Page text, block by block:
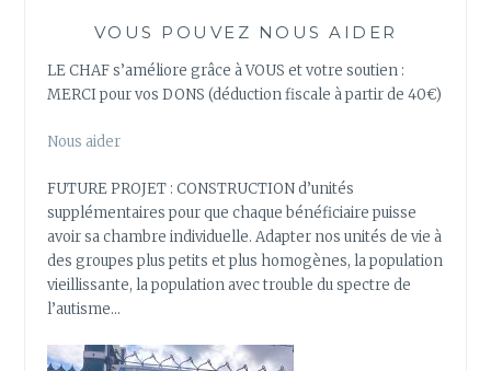
VOUS POUVEZ NOUS AIDER
LE CHAF s’améliore grâce à VOUS et votre soutien :
MERCI pour vos DONS (déduction fiscale à partir de 40€)
Nous aider
FUTURE PROJET : CONSTRUCTION d’unités
supplémentaires pour que chaque bénéficiaire puisse
avoir sa chambre individuelle. Adapter nos unités de vie à
des groupes plus petits et plus homogènes, la population
vieillissante, la population avec trouble du spectre de
l’autisme…